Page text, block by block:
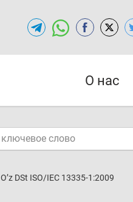
О нас
O’z DSt ISO/IEC 13335-1:2009